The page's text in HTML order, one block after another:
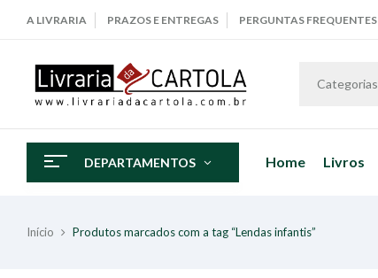
A LIVRARIA PRAZOS E ENTREGAS PERGUNTAS FREQUENTES
Categorias
DEPARTAMENTOS Home Livros
Início Produtos marcados com a tag “Lendas infantis”